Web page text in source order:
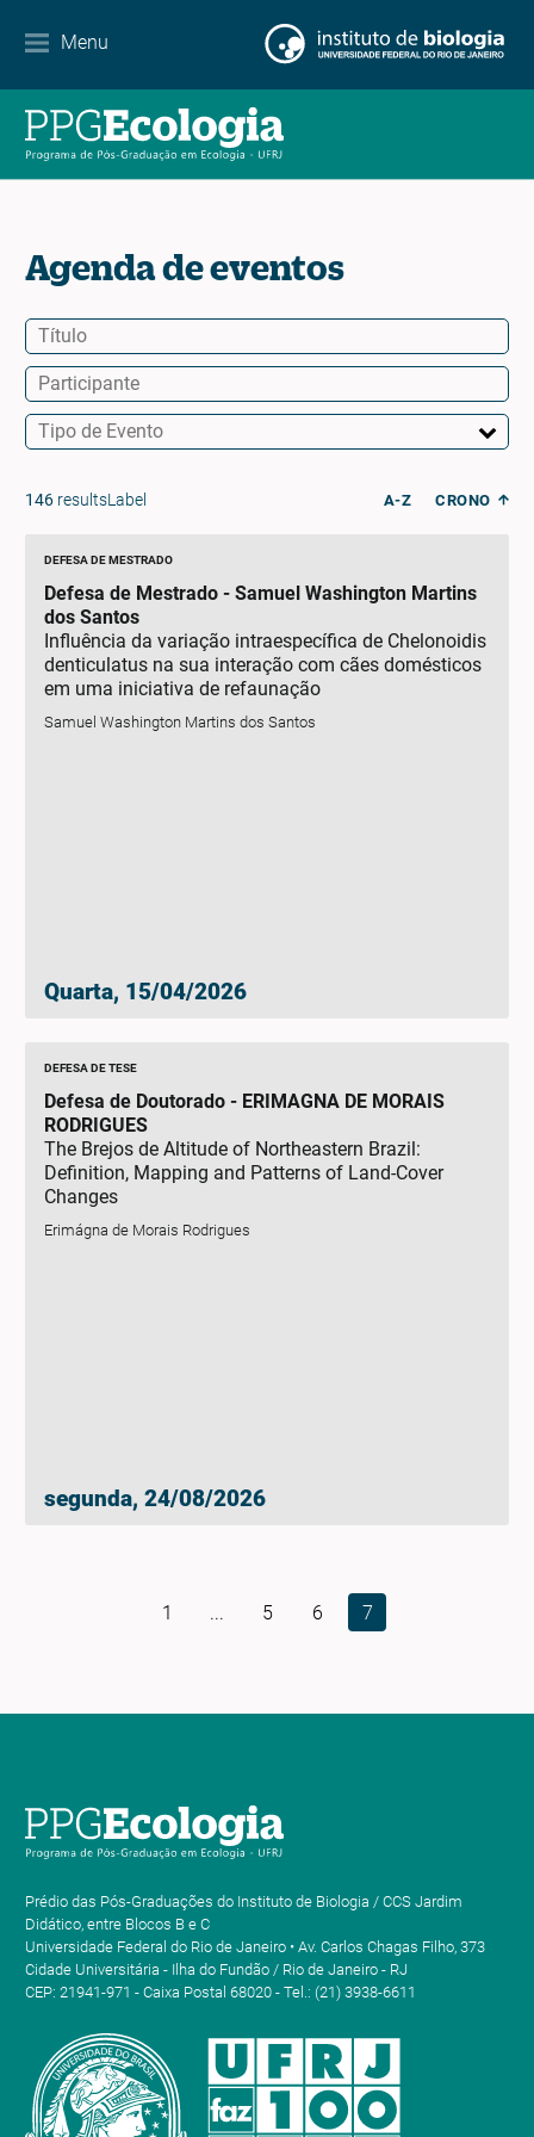
Menu
Contato
Agenda de eventos
146 resultsLabel A-Z CRONO
DEFESA DE MESTRADO
Defesa de Mestrado - Samuel Washington Martins
dos Santos
Influência da variação intraespecífica de Chelonoidis
denticulatus na sua interação com cães domésticos
em uma iniciativa de refaunação
Samuel Washington Martins dos Santos
Quarta, 15/04/2026
DEFESA DE TESE
Defesa de Doutorado - ERIMAGNA DE MORAIS
RODRIGUES
The Brejos de Altitude of Northeastern Brazil:
Definition, Mapping and Patterns of Land-Cover
Changes
Erimágna de Morais Rodrigues
segunda, 24/08/2026
1 ... 5 6 7
Prédio das Pós-Graduações do Instituto de Biologia / CCS Jardim
Didático, entre Blocos B e C
Universidade Federal do Rio de Janeiro • Av. Carlos Chagas Filho, 373
Cidade Universitária - Ilha do Fundão / Rio de Janeiro - RJ
CEP: 21941-971 - Caixa Postal 68020 - Tel.: (21) 3938-6611